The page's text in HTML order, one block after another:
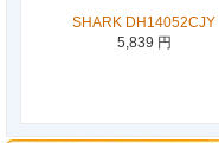
SHARK DH14052CJY
5,839 円